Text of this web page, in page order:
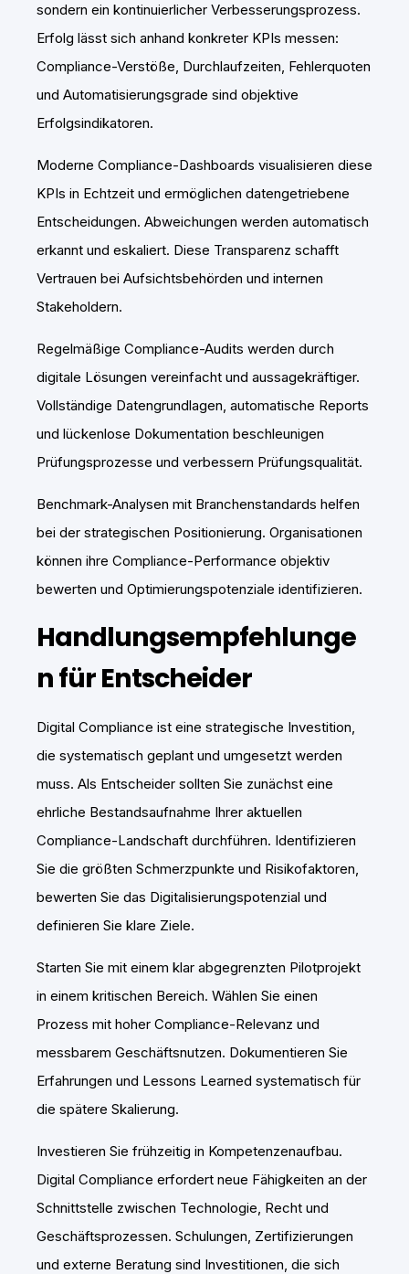
sondern ein kontinuierlicher Verbesserungsprozess.
Erfolg lässt sich anhand konkreter KPIs messen:
Compliance-Verstöße, Durchlaufzeiten, Fehlerquoten
und Automatisierungsgrade sind objektive
Erfolgsindikatoren.
Moderne Compliance-Dashboards visualisieren diese
KPIs in Echtzeit und ermöglichen datengetriebene
Entscheidungen. Abweichungen werden automatisch
erkannt und eskaliert. Diese Transparenz schafft
Vertrauen bei Aufsichtsbehörden und internen
Stakeholdern.
Regelmäßige Compliance-Audits werden durch
digitale Lösungen vereinfacht und aussagekräftiger.
Vollständige Datengrundlagen, automatische Reports
und lückenlose Dokumentation beschleunigen
Prüfungsprozesse und verbessern Prüfungsqualität.
Benchmark-Analysen mit Branchenstandards helfen
bei der strategischen Positionierung. Organisationen
können ihre Compliance-Performance objektiv
bewerten und Optimierungspotenziale identifizieren.
Handlungsempfehlunge
n für Entscheider
Digital Compliance ist eine strategische Investition,
die systematisch geplant und umgesetzt werden
muss. Als Entscheider sollten Sie zunächst eine
ehrliche Bestandsaufnahme Ihrer aktuellen
Compliance-Landschaft durchführen. Identifizieren
Sie die größten Schmerzpunkte und Risikofaktoren,
bewerten Sie das Digitalisierungspotenzial und
definieren Sie klare Ziele.
Starten Sie mit einem klar abgegrenzten Pilotprojekt
in einem kritischen Bereich. Wählen Sie einen
Prozess mit hoher Compliance-Relevanz und
messbarem Geschäftsnutzen. Dokumentieren Sie
Erfahrungen und Lessons Learned systematisch für
die spätere Skalierung.
Investieren Sie frühzeitig in Kompetenzenaufbau.
Digital Compliance erfordert neue Fähigkeiten an der
Schnittstelle zwischen Technologie, Recht und
Geschäftsprozessen. Schulungen, Zertifizierungen
und externe Beratung sind Investitionen, die sich